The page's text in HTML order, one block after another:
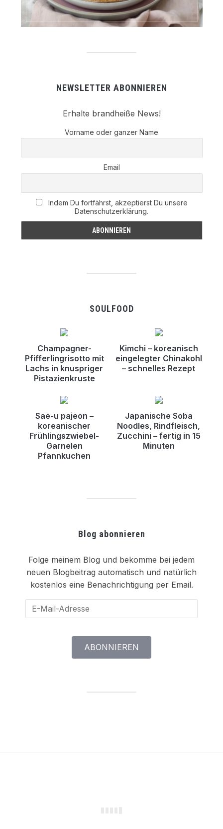
NEWSLETTER ABONNIEREN
Erhalte brandheiße News!
Vorname oder ganzer Name
Email
Indem Du fortfährst, akzeptierst Du unsere
Datenschutzerklärung.
SOULFOOD
Champagner-
Pfifferlingrisotto mit
Lachs in knuspriger
Pistazienkruste
Kimchi – koreanisch
eingelegter Chinakohl
– schnelles Rezept
Sae-u pajeon –
koreanischer
Frühlingszwiebel-
Garnelen
Pfannkuchen
Japanische Soba
Noodles, Rindfleisch,
Zucchini – fertig in 15
Minuten
Blog abonnieren
Folge meinem Blog und bekomme bei jedem
neuen Blogbeitrag automatisch und natürlich
kostenlos eine Benachrichtigung per Email.
Mail-
ABONNIEREN